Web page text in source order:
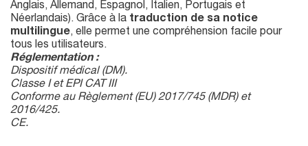
Anglais, Allemand, Espagnol, Italien, Portugais et
Néerlandais). Grâce à la traduction de sa notice
multilingue, elle permet une compréhension facile pour
tous les utilisateurs.
Réglementation :
Dispositif médical (DM).
Classe I et EPI CAT III
Conforme au Règlement (EU) 2017/745 (MDR) et
2016/425.
CE.